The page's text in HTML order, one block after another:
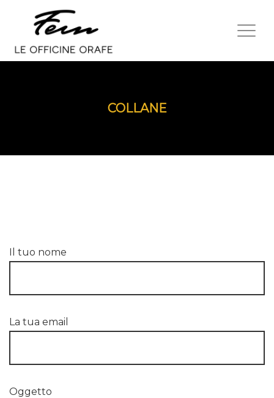
COLLANE
Il tuo nome
La tua email
Oggetto